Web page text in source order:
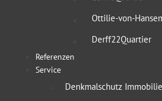
Ottilie-von-
Derff22Quartier
Referenzen
Service
Denkmalschutz